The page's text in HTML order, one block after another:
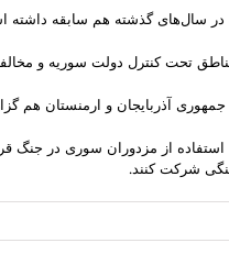
در سال‌های گذشته هم سابقه داشته
تحت کنترل دولت سوریه و
آذربایجان و ارمنستان هم
شرکت کنند.